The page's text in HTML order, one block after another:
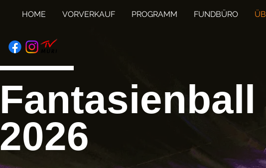
HOME VORVERKAUF PROGRAMM FUNDBÜRO
Fantasienball
2026